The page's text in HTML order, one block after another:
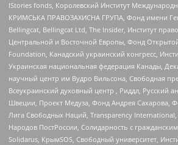
IStories fonds, Королевский Институт
КРИМСЬКА ПРАВОЗАХИСНА ГРУПА, Фонд имени
Bellingcat, Bellingcat Ltd, The Insider, Институт
Центральной и Восточной Европы, Фонд
Foundation, Канадский украинский конгресс,
Украинская национальная федерация Канады,
научный центр им Вудро Вильсона, Свободная
Всеукраинский духовный центр , Риддл, Русский
Швеции, Проект Медуза, Фонд Андрея Сахарова,
Лига Свободных Наций, Transparеncy
Народов ПостРоссии, Солидарность с
Solidarus, КрымSOS, Свободный университет,